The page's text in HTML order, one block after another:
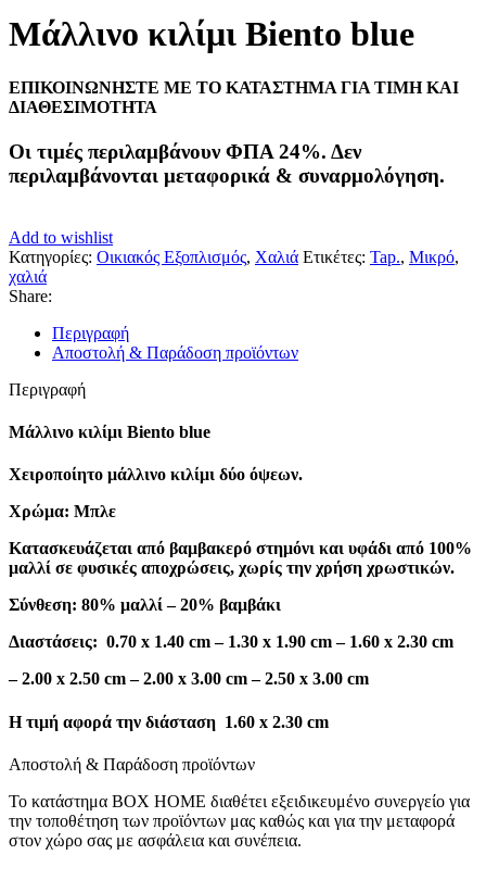
Μάλλινο κιλίμι Biento blue
ΕΠΙΚΟΙΝΩΝΗΣΤΕ ΜΕ ΤΟ ΚΑΤΑΣΤΗΜΑ ΓΙΑ ΤΙΜΗ ΚΑΙ
ΔΙΑΘΕΣΙΜΟΤΗΤΑ
Οι τιμές περιλαμβάνουν ΦΠΑ 24%. Δεν
περιλαμβάνονται μεταφορικά & συναρμολόγηση.
Add to wishlist
Κατηγορίες: Οικιακός Εξοπλισμός, Χαλιά Ετικέτες: Tap., Μικρό,
χαλιά
Share:
Περιγραφή
Αποστολή & Παράδοση προϊόντων
Περιγραφή
Μάλλινο κιλίμι Biento blue
Χειροποίητο μάλλινο κιλίμι δύο όψεων.
Χρώμα: Μπλε
Κατασκευάζεται από βαμβακερό στημόνι και υφάδι από 100%
μαλλί σε φυσικές αποχρώσεις, χωρίς την χρήση χρωστικών.
Σύνθεση: 80% μαλλί – 20% βαμβάκι
Διαστάσεις: 0.70 x 1.40 cm– 1.30 x 1.90 cm– 1.60 x 2.30 cm
– 2.00 x 2.50 cm– 2.00 x 3.00 cm– 2.50 x 3.00 cm
Η τιμή αφορά την διάσταση 1.60 x 2.30 cm
Αποστολή & Παράδοση προϊόντων
Το κατάστημα BOX HOME διαθέτει εξειδικευμένο συνεργείο για
την τοποθέτηση των προϊόντων μας καθώς και για την μεταφορά
στον χώρο σας με ασφάλεια και συνέπεια.